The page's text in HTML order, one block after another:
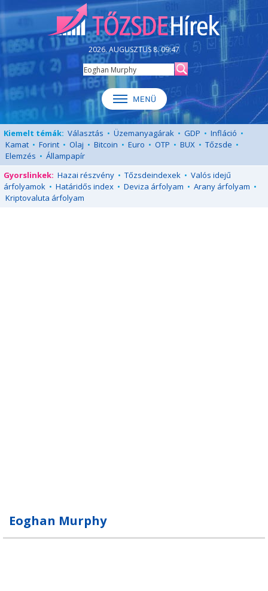
2026. AUGUSZTUS 8. 09:47
Kiemelt témák: Választás • Üzemanyagárak • GDP • Infláció •
Kamat • Forint • Olaj • Bitcoin • Euro • OTP • BUX • Tőzsde •
Elemzés • Állampapír
Gyorslinkek: Hazai részvény • Tőzsdeindexek • Valós idejű
árfolyamok • Határidős index • Deviza árfolyam • Arany árfolyam •
Kriptovaluta árfolyam
Eoghan Murphy